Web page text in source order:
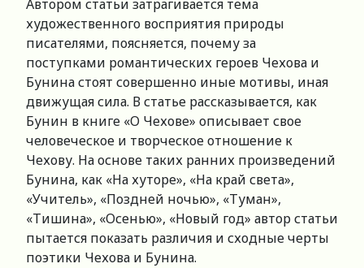
Автором статьи затрагивается тема
художественного восприятия природы
писателями, поясняется, почему за
поступками романтических героев Чехова и
Бунина стоят совершенно иные мотивы, иная
движущая сила. В статье рассказывается, как
Бунин в книге «О Чехове» описывает свое
человеческое и творческое отношение к
Чехову. На основе таких ранних произведений
Бунина, как «На хуторе», «На край света»,
«Учитель», «Поздней ночью», «Туман»,
«Тишина», «Осенью», «Новый год» автор статьи
пытается показать различия и сходные черты
поэтики Чехова и Бунина.